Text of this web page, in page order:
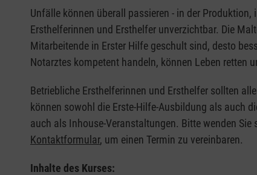
Unfälle können überall passieren - in der
Ersthelferinnen und Ersthelfer unverzichtbar. Die
Mitarbeitende in Erster Hilfe geschult sind, desto
Notarztes kompetent handeln, können Leben retten
Betriebliche Ersthelferinnen und Ersthelfer sollten
können sowohl die Erste-Hilfe-Ausbildung als auch
auch als Inhouse-Veranstaltungen. Bitte wenden
Kontaktformular, um einen Termin zu vereinbaren.
Inhalte des Kurses: